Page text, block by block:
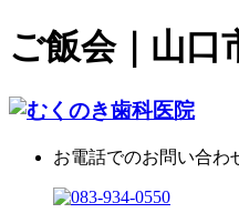
ご飯会｜山口
お電話でのお問い合わ